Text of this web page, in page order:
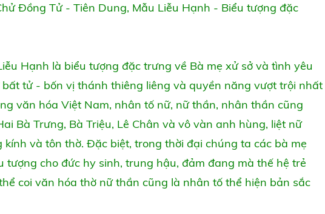
Đồng Tử - Tiên Dung, Mẫu Liễu Hạnh - Biểu tượng đặc
Hạnh là biểu tượng đặc trưng về Bà mẹ xử sở và tình yêu
tử - bốn vị thánh thiêng liêng và quyền năng vượt trội nhất
văn hóa Việt Nam, nhân tố nữ, nữ thần, nhân thần cũng
Bà Trưng, Bà Triệu, Lê Chân và vô vàn anh hùng, liệt nữ
và tôn thờ. Đặc biệt, trong thời đại chúng ta các bà mẹ
cho đức hy sinh, trung hậu, đảm đang mà thế hệ trẻ
coi văn hóa thờ nữ thần cũng là nhân tố thể hiện bản sắc